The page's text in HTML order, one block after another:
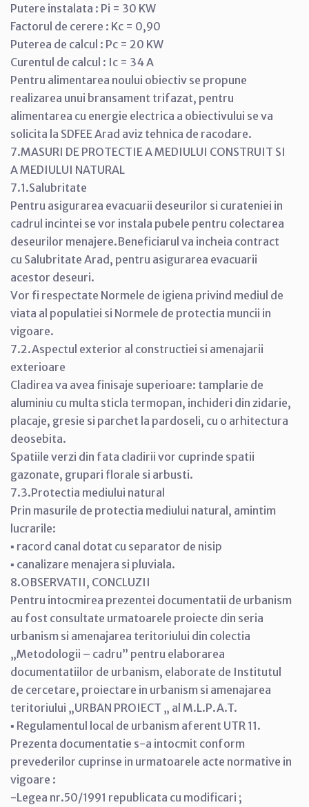
Putere instalata : Pi = 30 KW
Factorul de cerere : Kc = 0,90
Puterea de calcul : Pc = 20 KW
Curentul de calcul : Ic = 34 A
Pentru alimentarea noului obiectiv se propune
realizarea unui bransament trifazat, pentru
alimentarea cu energie electrica a obiectivului se va
solicita la SDFEE Arad aviz tehnica de racodare.
7.MASURI DE PROTECTIE A MEDIULUI CONSTRUIT SI
A MEDIULUI NATURAL
7.1.Salubritate
Pentru asigurarea evacuarii deseurilor si curateniei in
cadrul incintei se vor instala pubele pentru colectarea
deseurilor menajere.Beneficiarul va incheia contract
cu Salubritate Arad, pentru asigurarea evacuarii
acestor deseuri.
Vor fi respectate Normele de igiena privind mediul de
viata al populatiei si Normele de protectia muncii in
vigoare.
7.2.Aspectul exterior al constructiei si amenajarii
exterioare
Cladirea va avea finisaje superioare: tamplarie de
aluminiu cu multa sticla termopan, inchideri din zidarie,
placaje, gresie si parchet la pardoseli, cu o arhitectura
deosebita.
Spatiile verzi din fata cladirii vor cuprinde spatii
gazonate, grupari florale si arbusti.
7.3.Protectia mediului natural
Prin masurile de protectia mediului natural, amintim
lucrarile:
▪ racord canal dotat cu separator de nisip
▪ canalizare menajera si pluviala.
8.OBSERVATII, CONCLUZII
Pentru intocmirea prezentei documentatii de urbanism
au fost consultate urmatoarele proiecte din seria
urbanism si amenajarea teritoriului din colectia
„Metodologii – cadru” pentru elaborarea
documentatiilor de urbanism, elaborate de Institutul
de cercetare, proiectare in urbanism si amenajarea
teritoriului „URBAN PROIECT „ al M.L.P.A.T.
▪ Regulamentul local de urbanism aferent UTR 11.
Prezenta documentatie s-a intocmit conform
prevederilor cuprinse in urmatoarele acte normative in
vigoare :
-Legea nr.50/1991 republicata cu modificari ;